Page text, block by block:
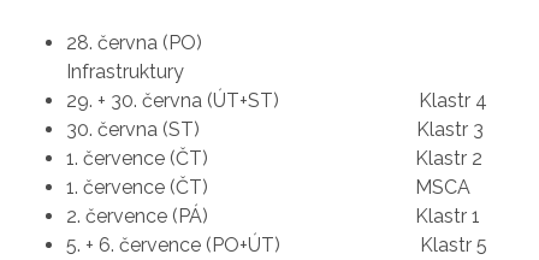
28. června (PO)
Infrastruktury
29. + 30. června (ÚT+ST) Klastr 4
30. června (ST) Klastr 3
1. července (ČT) Klastr 2
1. července (ČT) MSCA
2. července (PÁ) Klastr 1
5. + 6. července (PO+ÚT) Klastr 5